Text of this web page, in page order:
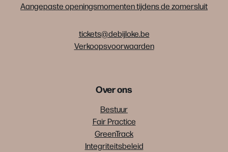
Aangepaste openingsmomenten tijdens de zomersluit
tickets@debijloke.be
Verkoopsvoorwaarden
Over ons
Bestuur
Fair Practice
GreenTrack
Integriteitsbeleid